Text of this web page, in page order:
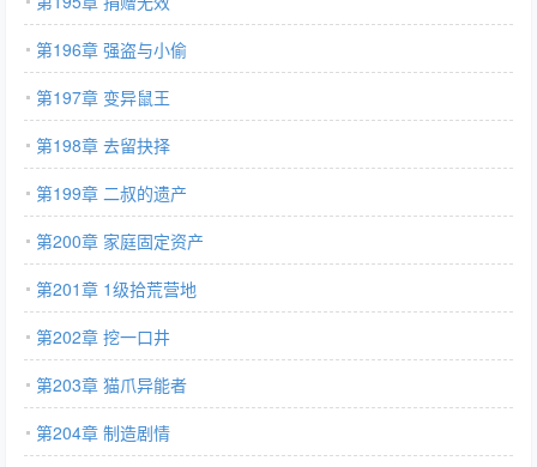
第196章 强盗与小偷
第197章 变异鼠王
第198章 去留抉择
第199章 二叔的遗产
第200章 家庭固定资产
第201章 1级拾荒营地
第202章 挖一口井
第203章 猫爪异能者
第204章 制造剧情